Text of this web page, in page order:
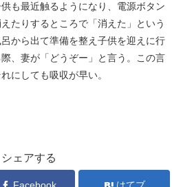
も最近触るようになり、電源ボタン
たりするところで「消えた」という
から出て準備を整え子供を迎えに行
、妻が「どうぞー」と言う。この言
にしても吸収が早い。
シェアする